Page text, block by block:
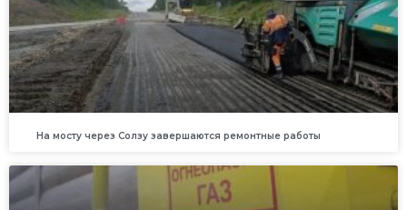
На мосту через Солзу завершаются ремонтные работы